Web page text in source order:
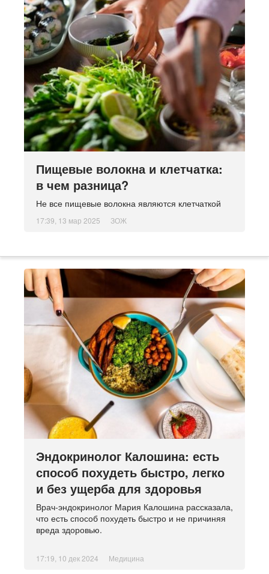
Пищевые волокна и клетчатка:
в чем разница?
Не все пищевые волокна являются клетчаткой
17:39, 13 мар 2025 ЗОЖ
Эндокринолог Калошина: есть
способ похудеть быстро, легко
и без ущерба для здоровья
Врач-эндокринолог Мария Калошина рассказала,
что есть способ похудеть быстро и не причиняя
вреда здоровью.
17:19, 10 дек 2024 Медицина